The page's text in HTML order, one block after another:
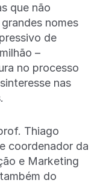
que não
nomes
de
–
no processo
nas
Thiago
coordenador da
e Marketing
do